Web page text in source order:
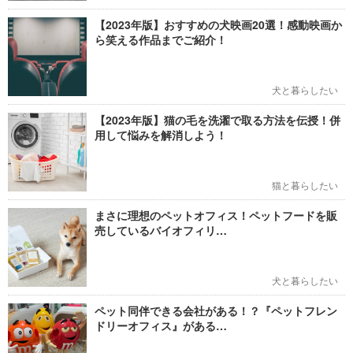
【2023年版】おすすめの犬映画20選！感動映画か
ら笑える作品までご紹介！
犬と暮らしたい
【2023年版】猫の毛を洗濯で取る方法を伝授！併
用して悩みを解消しよう！
猫と暮らしたい
まさに理想のペットオフィス！ペットフードを販
売しているバイオフィリ…
犬と暮らしたい
ペット同伴できる会社がある！？『ペットフレン
ドリーオフィス』がある…